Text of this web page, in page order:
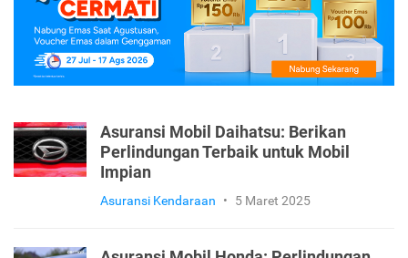
Asuransi Mobil Daihatsu: Berikan
Perlindungan Terbaik untuk Mobil
Impian
Asuransi Kendaraan • 5 Maret 2025